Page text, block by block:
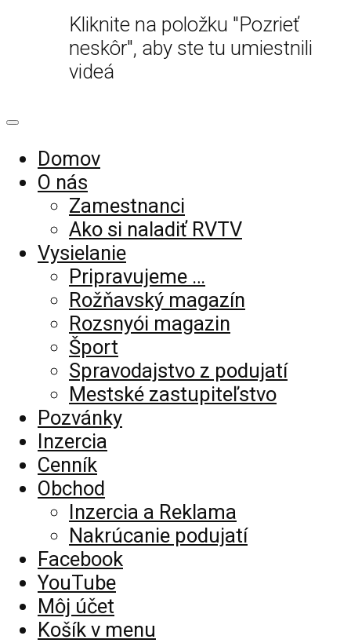
Kliknite na položku "Pozrieť
neskôr", aby ste tu umiestnili
videá
Domov
O nás
Zamestnanci
Ako si naladiť RVTV
Vysielanie
Pripravujeme …
Rožňavský magazín
Rozsnyói magazin
Šport
Spravodajstvo z podujatí
Mestské zastupiteľstvo
Pozvánky
Inzercia
Cenník
Obchod
Inzercia a Reklama
Nakrúcanie podujatí
Facebook
YouTube
Môj účet
Košík v menu